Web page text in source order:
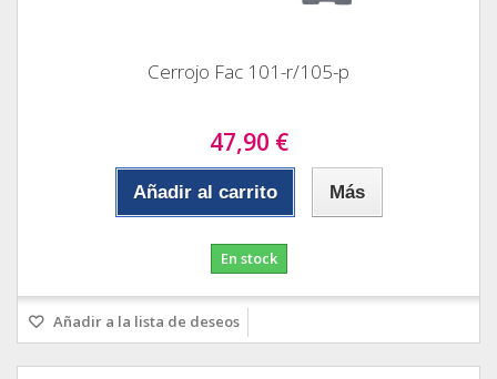
Cerrojo Fac 101-r/105-p
47,90 €
Añadir al carrito Más
En stock
Añadir a la lista de deseos